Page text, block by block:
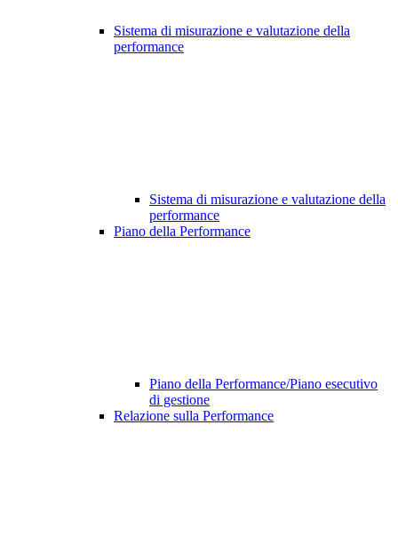
Sistema di misurazione e valutazione della
performance
Sistema di misurazione e valutazione della
performance
Piano della Performance
Piano della Performance/Piano esecutivo
di gestione
Relazione sulla Performance